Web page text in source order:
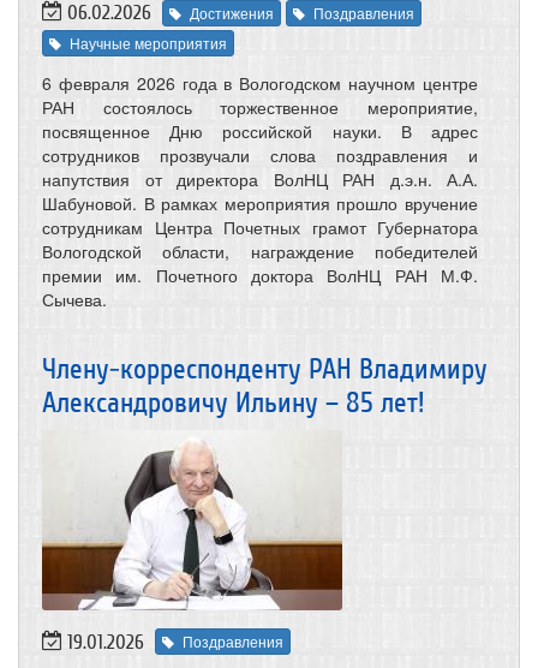
06.02.2026 Достижения
Поздравления
Научные мероприятия
6 февраля 2026 года в Вологодском научном центре
РАН состоялось торжественное мероприятие,
посвященное Дню российской науки. В адрес
сотрудников прозвучали слова поздравления и
напутствия от директора ВолНЦ РАН д.э.н. А.А.
Шабуновой. В рамках мероприятия прошло вручение
сотрудникам Центра Почетных грамот Губернатора
Вологодской области, награждение победителей
премии им. Почетного доктора ВолНЦ РАН М.Ф.
Сычева.
Члену-корреспонденту РАН Владимиру
Александровичу Ильину – 85 лет!
19.01.2026 Поздравления